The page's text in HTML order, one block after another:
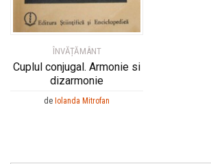
ÎNVĂȚĂMÂNT
Cuplul conjugal. Armonie si
dizarmonie
de Iolanda Mitrofan